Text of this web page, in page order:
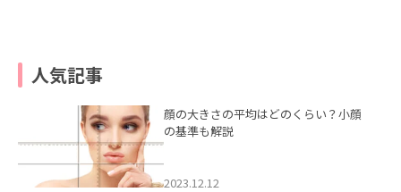
人気記事
顔の大きさの平均はどのくらい？小顔
の基準も解説
2023.12.12